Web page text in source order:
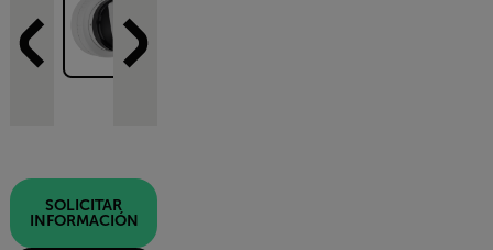
SOLICITAR
INFORMACIÓN